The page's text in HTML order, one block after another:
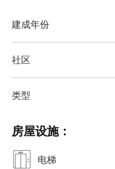
房屋设施：
电梯
建成年份
社区
类型